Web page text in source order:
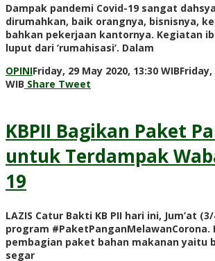
Dampak pandemi Covid-19 sangat
dirumahkan, baik orangnya, bisnisnya,
bahkan pekerjaan kantornya. Kegiatan
luput dari ‘rumahisasi’. Dalam
OPINIFriday, 29 May 2020, 13:30 WIBFriday,
WIB by
Share Tweet
KBPII Bagikan Paket
untuk Terdampak
19
LAZIS Catur Bakti KB PII hari ini, Jum’at
program #PaketPanganMelawanCorona.
pembagian paket bahan makanan yaitu
segar